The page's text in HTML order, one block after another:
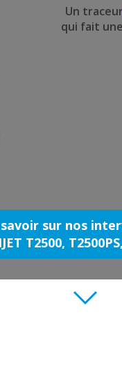
Un traceur
qui fait
sur nos
T2500,